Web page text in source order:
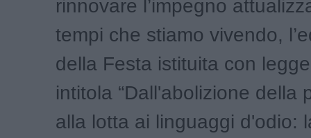
rinnovare l’impegno
tempi che stiamo vivendo,
della Festa istituita con
intitola “Dall'abolizione della
alla lotta ai linguaggi d'odio: